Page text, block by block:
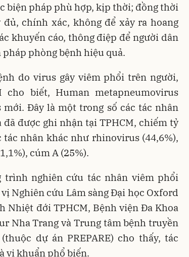
biện pháp phù hợp, kịp thời; đồng thời
chính xác, không để xảy ra hoang
khuyến cáo, thông điệp để người dân
phòng bệnh hiệu quả.
do virus gây viêm phổi trên người,
cho biết, Human metapneumovirus
Đây là một trong số các tác nhân
đã được ghi nhận tại TPHCM, chiếm tỷ
tác nhân khác như rhinovirus (44,6%),
cúm A (25%).
trình nghiên cứu tác nhân viêm phổi
Nghiên cứu Lâm sàng Đại học Oxford
Nhiệt đới TPHCM, Bệnh viện Đa Khoa
Nha Trang và Trung tâm bệnh truyền
dự án PREPARE) cho thấy, tác
vi khuẩn phổ biến.